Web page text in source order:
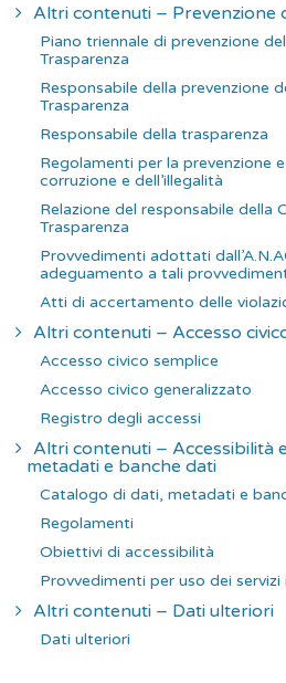
Altri contenuti – Prevenzione
Piano triennale di prevenzione
Trasparenza
Responsabile della prevenzione
Trasparenza
Responsabile della trasparenza
Regolamenti per la prevenzione
corruzione e dell’illegalità
Relazione del responsabile della
Trasparenza
Provvedimenti adottati
adeguamento a tali
Atti di accertamento delle
Altri contenuti – Accesso
Accesso civico semplice
Accesso civico generalizzato
Registro degli accessi
Altri contenuti – Accessibilità
metadati e banche dati
Catalogo di dati, metadati e
Regolamenti
Obiettivi di accessibilità
Provvedimenti per uso dei servizi
Altri contenuti – Dati ulteriori
Dati ulteriori